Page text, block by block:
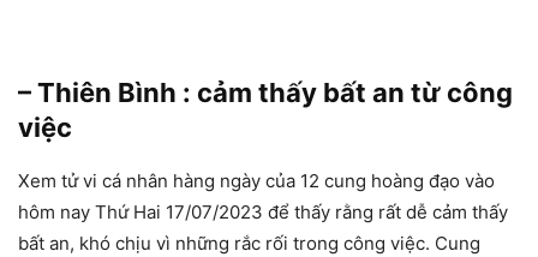
– Thiên Bình : cảm thấy bất an từ công
việc
Xem tử vi cá nhân hàng ngày của 12 cung hoàng đạo vào
hôm nay Thứ Hai 17/07/2023 để thấy rằng rất dễ cảm thấy
bất an, khó chịu vì những rắc rối trong công việc. Cung